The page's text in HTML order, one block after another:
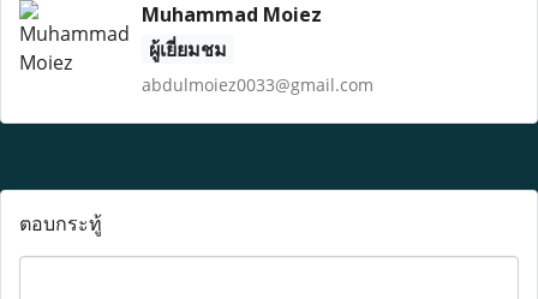
Muhammad Moiez
ผู้เยี่ยมชม
abdulmoiez0033@gmail.com
ตอบกระทู้